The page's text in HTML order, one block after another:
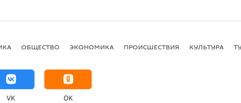
ОБЩЕСТВО ЭКОНОМИКА ПРОИСШЕСТВИЯ КУЛЬТУРА
VK OK